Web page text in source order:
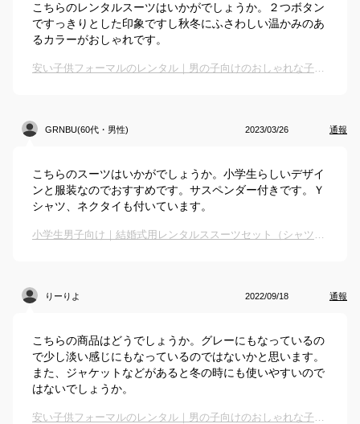
こちらのレンタルスーツはいかがでしょうか。２つボタン
ですっきりとした印象ですし秋冬にふさわしい温かみのあ
るカラーがおしゃれです。
安い子供フォーマルのレンタル｜男の子向けのおしゃれな子供スーツレンタルのおすすめは？
GRNBU(60代・男性) 2023/03/26 通報
こちらのスーツはいかがでしょうか。小学生らしいデザイ
ンと服装なのでおすすめです。サスペンダー付きです。Ｙ
シャツ、ネクタイも付いています。
小学生男子向け｜結婚式用レンタルススーツセット（シャツ、ネクタイも）のおすすめは？
りーりよ 2022/09/18 通報
こちらの商品はどうでしょうか。グレーにもなっているの
で少し淡い感じにもなっているのではないかと思います。
また、ジャケットなどがあると冬の時にも使いやすいので
はないでしょうか。
安い子供フォーマルのレンタル｜男の子向けのおしゃれな子供スーツレンタルのおすすめは？